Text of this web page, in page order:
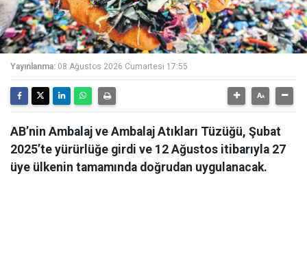
Yayınlanma: 08 Ağustos 2026 Cumartesi 17:55
AB’nin Ambalaj ve Ambalaj Atıkları Tüzüğü, Şubat
2025’te yürürlüğe girdi ve 12 Ağustos itibarıyla 27
üye ülkenin tamamında doğrudan uygulanacak.